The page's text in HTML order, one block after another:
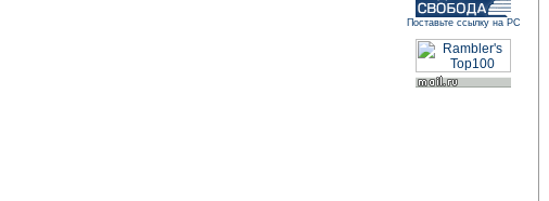
Поставьте ссылку на РС